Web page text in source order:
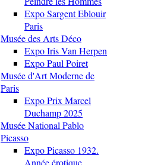
Expo Sargent Eblouir
Paris
Musée des Arts Déco
Expo Iris Van Herpen
Expo Paul Poiret
Musée d'Art Moderne de
Paris
Expo Prix Marcel
Duchamp 2025
Musée National Pablo
Picasso
Expo Picasso 1932.